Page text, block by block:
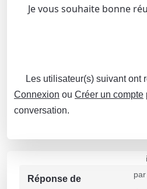
Je vous souhaite bonne
Les utilisateur(s) suivant ont
Connexion ou Créer un compte
conversation.
par
Réponse de